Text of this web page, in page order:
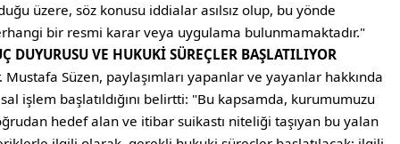
üzere, söz konusu iddialar asılsız olup, bu yönde
bir resmi karar veya uygulama bulunmamaktadır."
DUYURUSU VE HUKUKİ SÜREÇLER BAŞLATILIYOR
Mustafa Süzen, paylaşımları yapanlar ve yayanlar hakkında
işlem başlatıldığını belirtti: "Bu kapsamda, kurumumuzu
hedef alan ve itibar suikastı niteliği taşıyan bu yalan